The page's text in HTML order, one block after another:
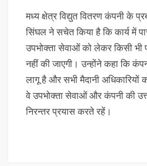
मध्य क्षेत्र विद्युत वितरण कंपनी के
सिंघल ने सचेत किया है कि कार्य में
उपभोक्ता सेवाओं को लेकर किसी भी
नहीं की जाएगी। उन्होंने कहा कि
लागू है और सभी मैदानी अधिकारियों
वे उपभोक्ता सेवाओं और कंपनी की
निरन्तर प्रयास करते रहें।